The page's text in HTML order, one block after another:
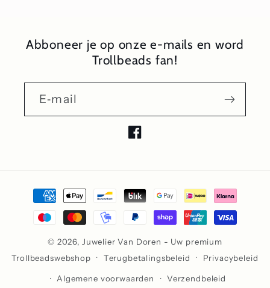
Abboneer je op onze e-mails en word
Trollbeads fan!
E‑mail
Facebook
Betaalmethoden
© 2026, Juwelier Van Doren - Uw premium
Trollbeadswebshop
Terugbetalingsbeleid Privacybeleid
Algemene voorwaarden Verzendbeleid